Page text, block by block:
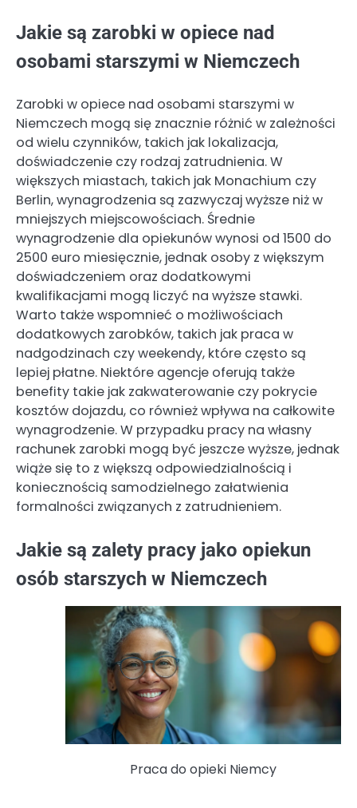
Jakie są zarobki w opiece nad
osobami starszymi w Niemczech
Zarobki w opiece nad osobami starszymi w
Niemczech mogą się znacznie różnić w zależności
od wielu czynników, takich jak lokalizacja,
doświadczenie czy rodzaj zatrudnienia. W
większych miastach, takich jak Monachium czy
Berlin, wynagrodzenia są zazwyczaj wyższe niż w
mniejszych miejscowościach. Średnie
wynagrodzenie dla opiekunów wynosi od 1500 do
2500 euro miesięcznie, jednak osoby z większym
doświadczeniem oraz dodatkowymi
kwalifikacjami mogą liczyć na wyższe stawki.
Warto także wspomnieć o możliwościach
dodatkowych zarobków, takich jak praca w
nadgodzinach czy weekendy, które często są
lepiej płatne. Niektóre agencje oferują także
benefity takie jak zakwaterowanie czy pokrycie
kosztów dojazdu, co również wpływa na całkowite
wynagrodzenie. W przypadku pracy na własny
rachunek zarobki mogą być jeszcze wyższe, jednak
wiąże się to z większą odpowiedzialnością i
koniecznością samodzielnego załatwienia
formalności związanych z zatrudnieniem.
Jakie są zalety pracy jako opiekun
osób starszych w Niemczech
Praca do opieki Niemcy